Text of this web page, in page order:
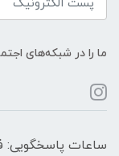
ما را در شبکه‌های